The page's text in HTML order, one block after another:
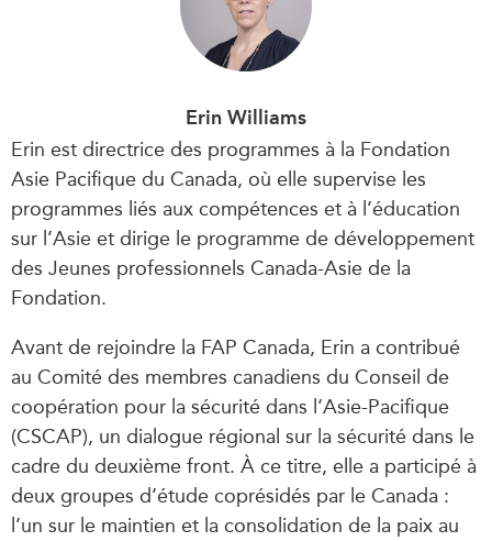
Erin Williams
Erin est directrice des programmes à la Fondation
Asie Pacifique du Canada, où elle supervise les
programmes liés aux compétences et à l’éducation
sur l’Asie et dirige le programme de développement
des Jeunes professionnels Canada-Asie de la
Fondation.
Avant de rejoindre la FAP Canada, Erin a contribué
au Comité des membres canadiens du Conseil de
coopération pour la sécurité dans l’Asie-Pacifique
(CSCAP), un dialogue régional sur la sécurité dans le
cadre du deuxième front. À ce titre, elle a participé à
deux groupes d’étude coprésidés par le Canada :
l’un sur le maintien et la consolidation de la paix au